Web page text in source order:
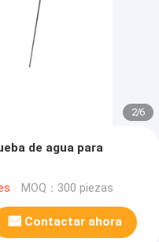
2/6
de agua para
MOQ：300 piezas
Contactar ahora